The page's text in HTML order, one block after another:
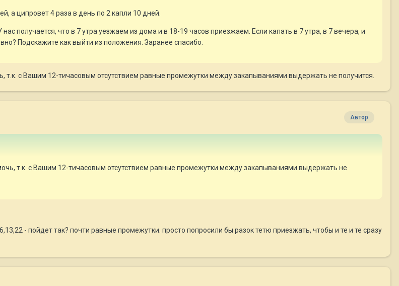
а ципровет 4 раза в день по 2 капли 10 дней.
получается, что в 7 утра уезжаем из дома и в 18-19 часов приезжаем. Если капать в 7 утра, в 7 вечера, и
Подскажите как выйти из положения. Заранее спасибо.
т.к. с Вашим 12-тичасовым отсутствием равные промежутки между закапываниями выдержать не получится.
Автор
т.к. с Вашим 12-тичасовым отсутствием равные промежутки между закапываниями выдержать не
- пойдет так? почти равные промежутки. просто попросили бы разок тетю приезжать, чтобы и те и те сразу